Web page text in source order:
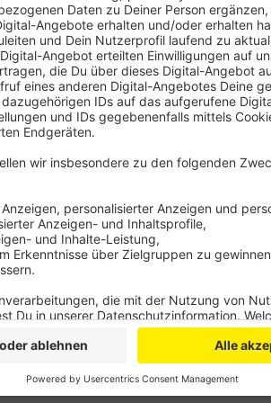
Anzeige
Im Rheinisch-Bergischen gibt es Ende
Zahl ist leicht von 408 Pflege-Azubis
Oberbergischen ist die Zahl der Azubis
sind zum Großteil zwischen 20 und 24
Auch in ganz NRW ist der Trend positiv:
Ausbildung in der Pflege gemacht - rund
Pflegeazubis war in Krankenhäusern